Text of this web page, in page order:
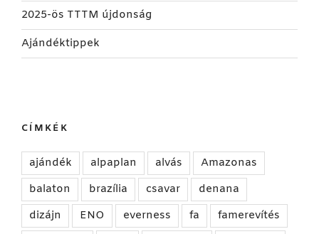
2025-ös TTTM újdonság
Ajándéktippek
CÍMKÉK
ajándék alpaplan alvás
Amazonas
balaton
brazília csavar
denana
dizájn
ENO everness fa
famerevítés